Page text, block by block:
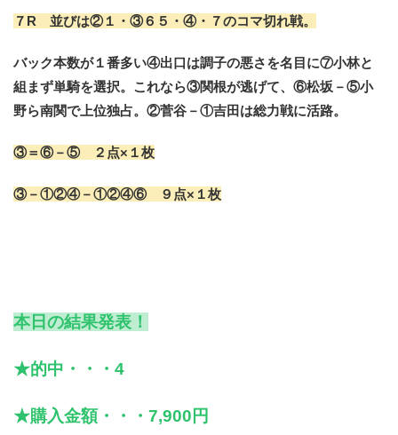
７R 並びは②１・③６５・④・７のコマ切れ戦。
バック本数が１番多い④出口は調子の悪さを名目に⑦小林と
組まず単騎を選択。これなら③関根が逃げて、⑥松坂－⑤小
野ら南関で上位独占。②菅谷－①吉田は総力戦に活路。
③＝⑥－⑤ ２点×１枚
③－①②④－①②④⑥ ９点×１枚
本日の結果発表！
★的中・・・4
★購入金額・・・7,900円